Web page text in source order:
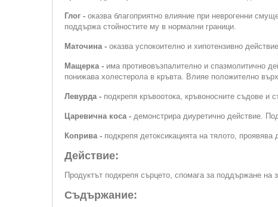
Глог - оказва благоприятно влияние при неврогенни
поддържа стойностите му в нормални граници.
Маточина - оказва успокоително и хипотензивно
Мащерка - има противовъзпалително и спазмолитично
понижава холестерола в кръвта. Влияе положително
Левурда - подкрепя кръвоотока, кръвоносните съдове и
Царевична коса - демонстрира диуретично действие.
Коприва - подкрепя детоксикацията на тялото,
Действие:
Продуктът подкрепя сърцето, спомага за поддържане
Съдържание: